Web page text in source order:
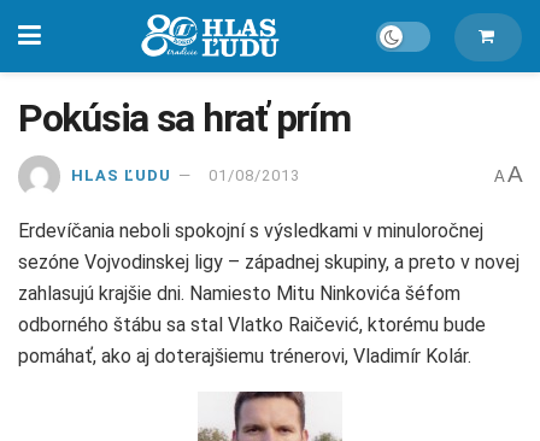
Pokúsia sa hrať prím
HLAS ĽUDU 01/08/2013 A A
Erdevíčania neboli spokojní s výsledkami v minuloročnej
sezóne Vojvodinskej ligy – západnej skupiny, a preto v novej
zahlasujú krajšie dni. Namiesto Mitu Ninkovića šéfom
odborného štábu sa stal Vlatko Raičević, ktorému bude
pomáhať, ako aj doterajšiemu trénerovi, Vladimír Kolár.